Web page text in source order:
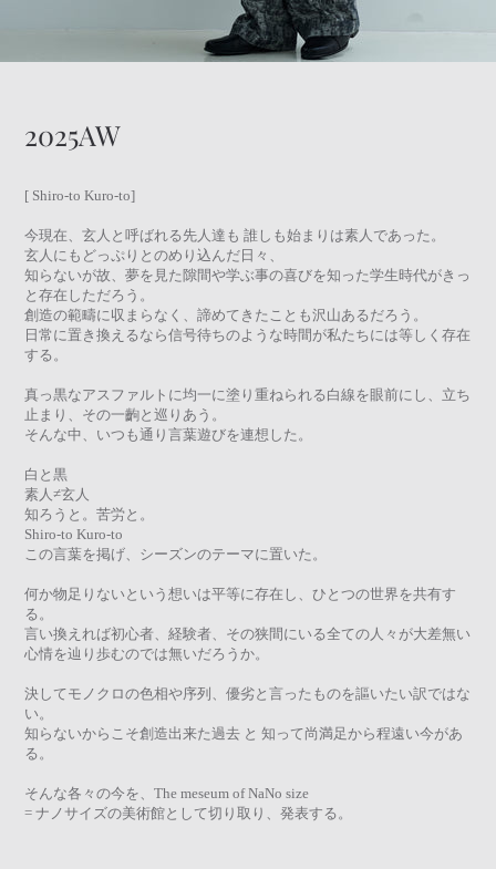
2025AW
[ Shiro-to Kuro-to]
今現在、玄人と呼ばれる先人達も 誰しも始まりは素人であった。
玄人にもどっぷりとのめり込んだ日々、
知らないが故、夢を見た隙間や学ぶ事の喜びを知った学生時代がきっ
と存在しただろう。
創造の範疇に収まらなく、諦めてきたことも沢山あるだろう。
日常に置き換えるなら信号待ちのような時間が私たちには等しく存在
する。
真っ黒なアスファルトに均一に塗り重ねられる白線を眼前にし、立ち
止まり、その一齣と巡りあう。
そんな中、いつも通り言葉遊びを連想した。
白と黒
素人≠玄人
知ろうと。苦労と。
Shiro-to Kuro-to
この言葉を掲げ、シーズンのテーマに置いた。
何か物足りないという想いは平等に存在し、ひとつの世界を共有す
る。
言い換えれば初心者、経験者、その狭間にいる全ての人々が大差無い
心情を辿り歩むのでは無いだろうか。
決してモノクロの色相や序列、優劣と言ったものを謳いたい訳ではな
い。
知らないからこそ創造出来た過去 と 知って尚満足から程遠い今があ
る。
そんな各々の今を、The meseum of NaNo size
= ナノサイズの美術館として切り取り、発表する。